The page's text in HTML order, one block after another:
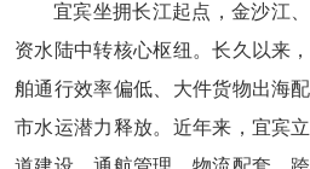
宜宾坐拥长江起点，金沙江
资水陆中转核心枢纽。长久以来
舶通行效率偏低、大件货物出海
市水运潜力释放。近年来，宜宾